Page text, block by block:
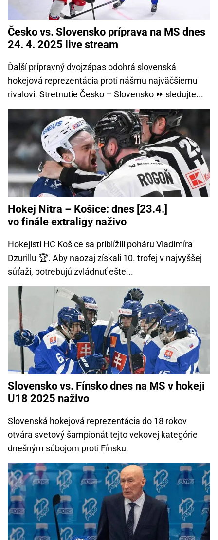
Česko vs. Slovensko príprava na MS dnes
24. 4. 2025 live stream
Ďalší prípravný dvojzápas odohrá slovenská
hokejová reprezentácia proti nášmu najväčšiemu
rivalovi. Stretnutie Česko – Slovensko ⏩ sledujte...
Hokej Nitra – Košice: dnes [23.4.]
vo finále extraligy naživo
Hokejisti HC Košice sa priblížili poháru Vladimíra
Dzurillu 🏆. Aby naozaj získali 10. trofej v najvyššej
súťaži, potrebujú zvládnuť ešte...
Slovensko vs. Fínsko dnes na MS v hokeji
U18 2025 naživo
Slovenská hokejová reprezentácia do 18 rokov
otvára svetový šampionát tejto vekovej kategórie
dnešným súbojom proti Fínsku.